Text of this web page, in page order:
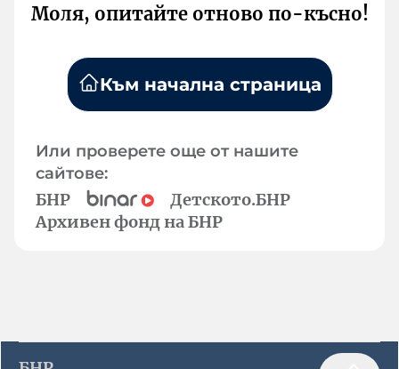
Моля, опитайте отново по-късно!
Към начална страница
Или проверете още от нашите
сайтове:
БНР
Детското.БНР
Архивен фонд на БНР